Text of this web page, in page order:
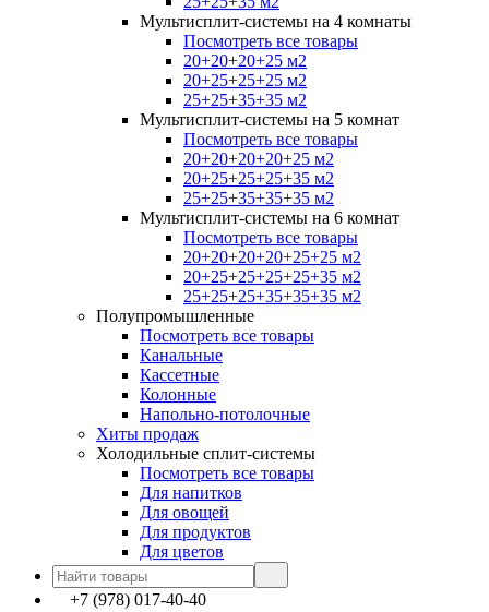
Мультисплит-системы на 4 комнаты
Посмотреть все товары
20+20+20+25 м2
20+25+25+25 м2
25+25+35+35 м2
Мультисплит-системы на 5 комнат
Посмотреть все товары
20+20+20+20+25 м2
20+25+25+25+35 м2
25+25+35+35+35 м2
Мультисплит-системы на 6 комнат
Посмотреть все товары
20+20+20+20+25+25 м2
20+25+25+25+25+35 м2
25+25+25+35+35+35 м2
Полупромышленные
Посмотреть все товары
Канальные
Кассетные
Колонные
Напольно-потолочные
Хиты продаж
Холодильные сплит-системы
Посмотреть все товары
Для напитков
Для овощей
Для продуктов
Для цветов
+7 (978) 017-40-40